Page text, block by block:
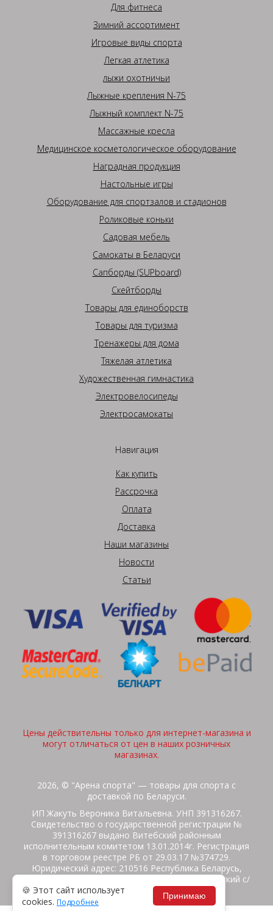
Для фитнеса
Зимний ассортимент
Игровые виды спорта
Легкая атлетика
лыжи охотничьи
Лыжные крепления N-75
Лыжный комплект N-75
Массажные кресла
Медицинское косметологическое оборудование
Наградная продукция
Настольные игры
Оборудование для спортзалов и стадионов
Роликовые коньки
Садовая мебель
Самокаты в Беларуси
Сапборды (SUPboard)
Скейтборды
Товары для единоборств
Товары для туризма
Тренажеры для дома
Тяжелая атлетика
Художественная гимнастика
Электровелосипеды
Электросамокаты
Навигация
Как купить
Рассрочка
Оплата
Доставка
Наши магазины
Новости
Статьи
Цены действительны только для интернет-магазина и
могут отличаться от цен в наших розничных
магазинах.
2026, © "Арена спорта" — товары для спорта с
доставкой по Беларуси.
ИП Жакуть Вероника Витальевна. УНП 391316267.
Свидетельство о государственной регистрации №
391316267 выдано Витебский районным
исполнительным комитетом 13.01.2014г. Регистрация
в торговом реестре РБ от 29.03.17 №374729.
Юридический адрес: 210516 Республика Беларусь,
Витебская область, Витебский район, Бабиничский с/
с, аг.Ольгово, ул.Школьная
🍪 Этот сайт использует
cookies. Подробнее
Принимаю